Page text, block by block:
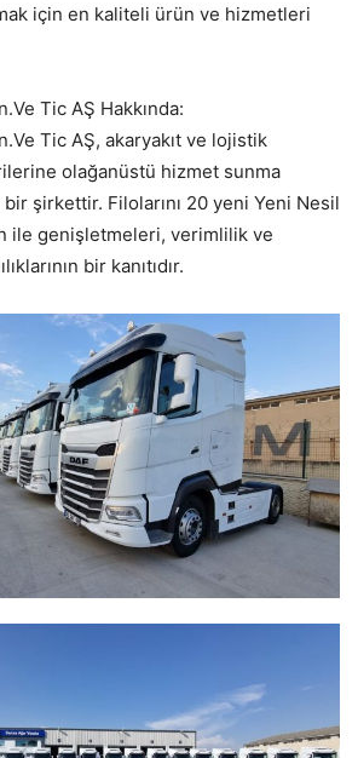
için en kaliteli ürün ve hizmetleri
Tic AŞ Hakkında:
Tic AŞ, akaryakıt ve lojistik
olağanüstü hizmet sunma
şirkettir. Filolarını 20 yeni Yeni Nesil
ile genişletmeleri, verimlilik ve
bir kanıtıdır.